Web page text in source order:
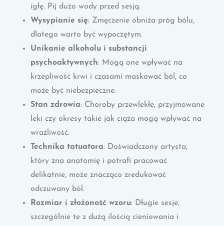
igłę. Pij dużo wody przed sesją.
Wysypianie się: Zmęczenie obniża próg bólu,
dlatego warto być wypoczętym.
Unikanie alkoholu i substancji
psychoaktywnych: Mogą one wpływać na
krzepliwość krwi i czasami maskować ból, co
może być niebezpieczne.
Stan zdrowia: Choroby przewlekłe, przyjmowane
leki czy okresy takie jak ciąża mogą wpływać na
wrażliwość.
Technika tatuatora: Doświadczony artysta,
który zna anatomię i potrafi pracować
delikatnie, może znacząco zredukować
odczuwany ból.
Rozmiar i złożoność wzoru: Długie sesje,
szczególnie te z dużą ilością cieniowania i